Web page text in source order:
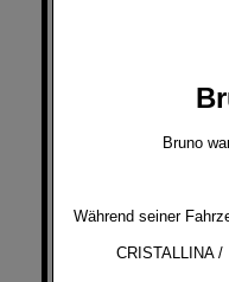
Bruno
Während seiner
CRISTALLINA